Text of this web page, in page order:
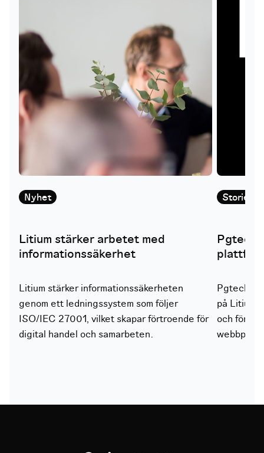
Nyhet
Litium stärker arbetet med
informationssäkerhet
Litium stärker informationssäkerheten
genom ett ledningssystem som följer
ISO/IEC 27001, vilket skapar förtroende för
digital handel och samarbeten.
Stories
Pgtech
Pgtech
på Litium
och
webbplats